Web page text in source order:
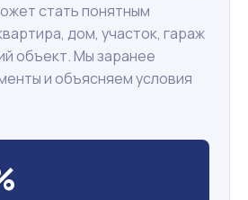
стать понятным
дом, участок, гараж
объект. Мы заранее
и объясняем условия